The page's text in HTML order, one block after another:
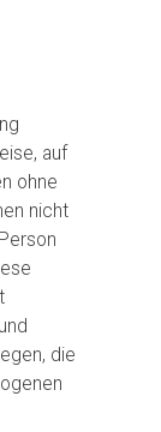
auf
ohne
nicht
die